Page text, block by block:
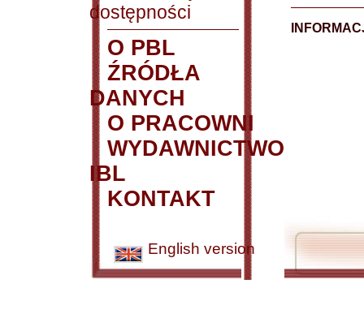
dostępności
O PBL
ŹRÓDŁA
DANYCH
O PRACOWNI
WYDAWNICTWO
IBL
KONTAKT
English version